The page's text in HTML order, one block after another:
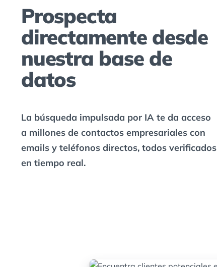
Prospecta
directamente desde
nuestra base de
datos
La búsqueda impulsada por IA te da acceso
a millones de contactos empresariales con
emails y teléfonos directos, todos verificados
en tiempo real.